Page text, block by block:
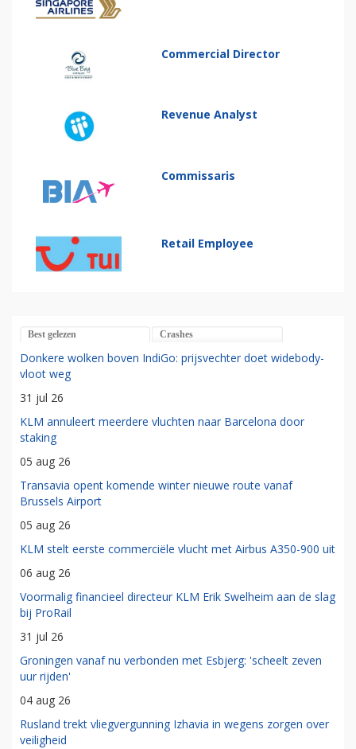
Commercial Director
Revenue Analyst
Commissaris
Retail Employee
Best gelezen Crashes
Donkere wolken boven IndiGo: prijsvechter doet widebody-
vloot weg
31 jul 26
KLM annuleert meerdere vluchten naar Barcelona door
staking
05 aug 26
Transavia opent komende winter nieuwe route vanaf
Brussels Airport
05 aug 26
KLM stelt eerste commerciële vlucht met Airbus A350-900 uit
06 aug 26
Voormalig financieel directeur KLM Erik Swelheim aan de slag
bij ProRail
31 jul 26
Groningen vanaf nu verbonden met Esbjerg: 'scheelt zeven
uur rijden'
04 aug 26
Rusland trekt vliegvergunning Izhavia in wegens zorgen over
veiligheid